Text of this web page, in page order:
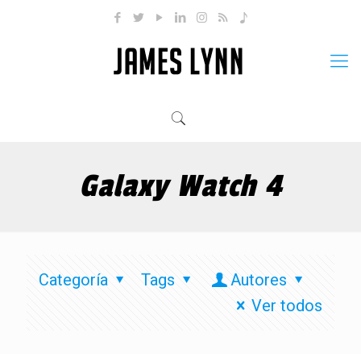
Galaxy Watch 4
Categoría Tags
Autores
Ver todos